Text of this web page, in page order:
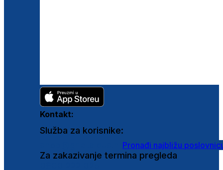
Kontakt:
Služba za korisnike:
Pronađi najbližu
Za zakazivanje termina pregleda